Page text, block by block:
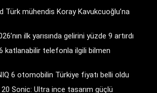
Türk mühendis Koray Kavukcuoğlu’na
ilk yarısında gelirini yüzde 9 artırdı
katlanabilir telefonla ilgili bilmen
6 otomobilin Türkiye fiyatı belli oldu
Sonic: Ultra ince tasarım güçlü